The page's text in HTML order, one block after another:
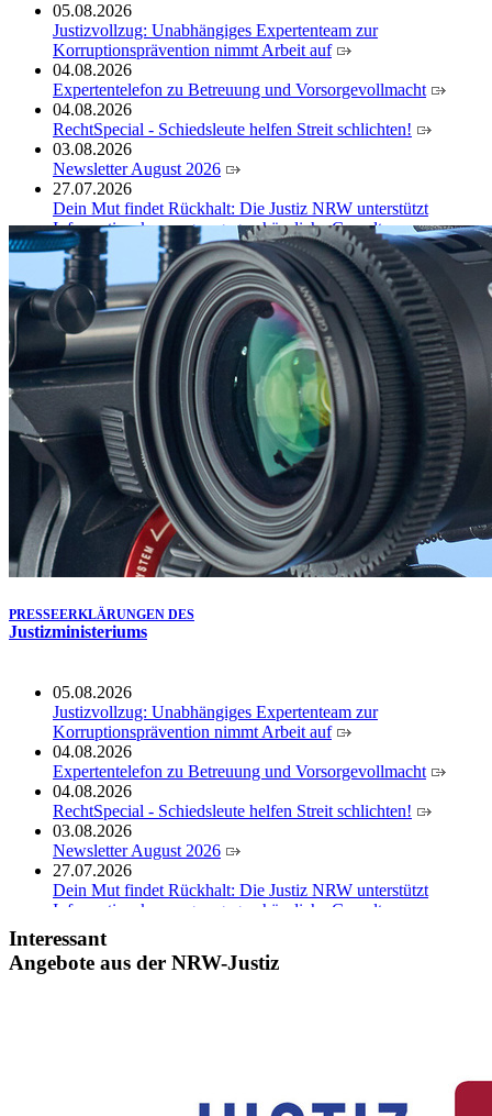
05.08.2026
Justizvollzug: Unabhängiges Expertenteam zur
Korruptionsprävention nimmt Arbeit auf
04.08.2026
Expertentelefon zu Betreuung und Vorsorgevollmacht
04.08.2026
RechtSpecial - Schiedsleute helfen Streit schlichten!
03.08.2026
Newsletter August 2026
27.07.2026
Dein Mut findet Rückhalt: Die Justiz NRW unterstützt
Informationskampagne gegen häusliche Gewalt
10.07.2026
Anerkennung für innovative Suizidpräventionsarbeit: JVA
Köln ausgezeichnet
14.07.2026
Justiz der Zukunft gemeinsam gestalten: Minister Limbach
zieht positive Bilanz des Projekts Zukunftswerkstatt Justiz
Nordrhein-Westfalen
01.07.2026
Newsletter Juli 2026
30.06.2026
288 Anwärterinnen und Anwärter des Jahrgangs 2024/2026
der Justizvollzugsschule NRW geehrt
30.06.2026
RechtSpecial - Schiedsleute helfen Streit schlichten!
PRESSEERKLÄRUNGEN DES
Justizministeriums
05.08.2026
Justizvollzug: Unabhängiges Expertenteam zur
Korruptionsprävention nimmt Arbeit auf
04.08.2026
Expertentelefon zu Betreuung und Vorsorgevollmacht
04.08.2026
RechtSpecial - Schiedsleute helfen Streit schlichten!
03.08.2026
Newsletter August 2026
27.07.2026
Dein Mut findet Rückhalt: Die Justiz NRW unterstützt
Informationskampagne gegen häusliche Gewalt
10.07.2026
Anerkennung für innovative Suizidpräventionsarbeit: JVA
Köln ausgezeichnet
Interessant
Angebote aus der NRW-Justiz